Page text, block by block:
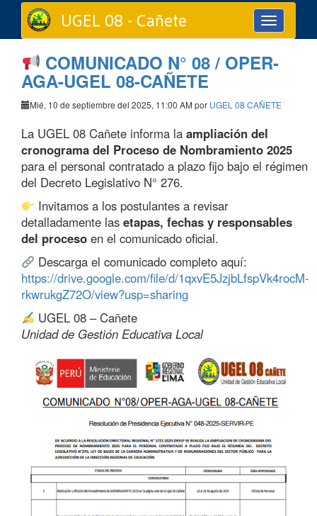
Toggle
navigation
UGEL 08 - Cañete
COMUNICADO N° 08 / OPER-
AGA-UGEL 08-CAÑETE
Mié, 10 de septiembre del 2025, 11:00 AM por UGEL 08 CAÑETE
La UGEL 08 Cañete informa la ampliación del
cronograma del Proceso de Nombramiento 2025
para el personal contratado a plazo fijo bajo el régimen
del Decreto Legislativo N° 276.
Invitamos a los postulantes a revisar
detalladamente las etapas, fechas y responsables
del proceso en el comunicado oficial.
Descarga el comunicado completo aquí:
https://drive.google.com/file/d/1qxvE5JzjbLfspVk4rocM-
rkwrukgZ72O/view?usp=sharing
UGEL 08 – Cañete
Unidad de Gestión Educativa Local